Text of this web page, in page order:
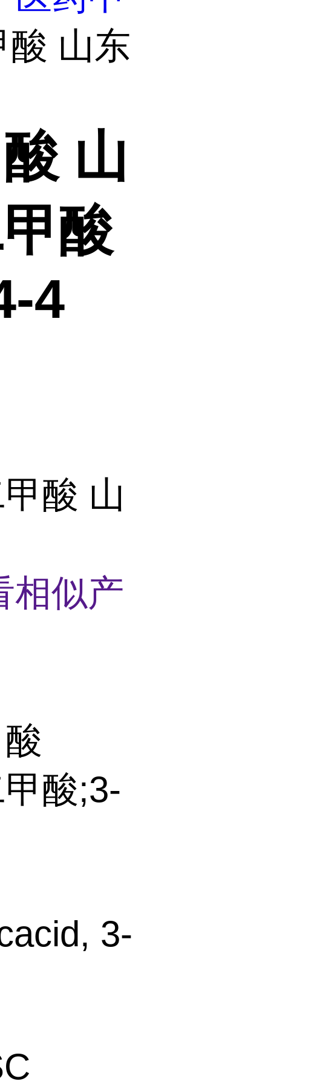
酸 山东
山
酸
4
酸 山
相似产
酸;3-
3-